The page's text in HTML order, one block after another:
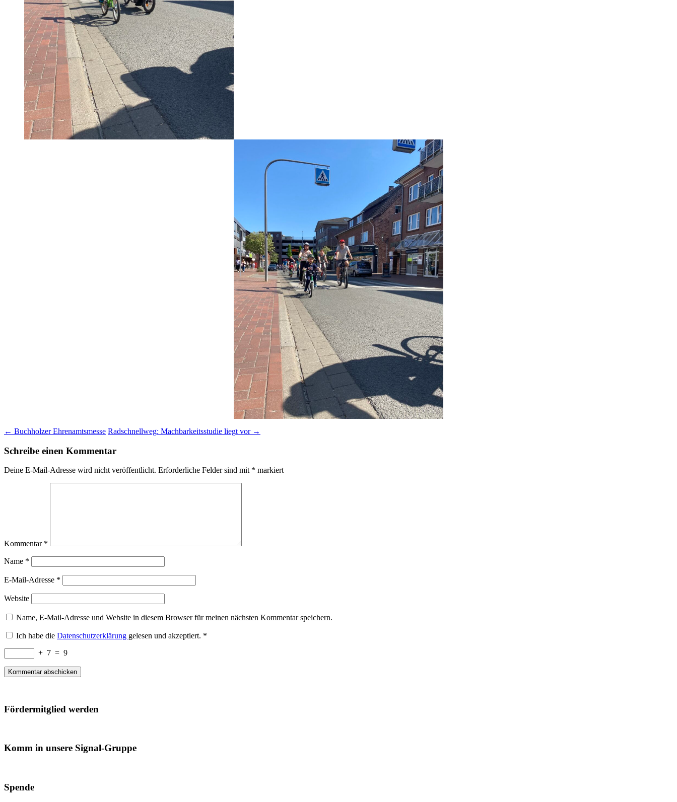
Beitragsnavigation
← Buchholzer Ehrenamtsmesse Radschnellweg: Machbarkeitsstudie liegt vor →
Schreibe einen Kommentar
Deine E-Mail-Adresse wird nicht veröffentlicht. Erforderliche Felder sind mit * markiert
Kommentar *
Name *
E-Mail-Adresse *
Website
Name, E-Mail-Adresse und Website in diesem Browser für meinen nächsten Kommentar speichern.
Ich habe die Datenschutzerklärung gelesen und akzeptiert. *
+ 7 = 9
Fördermitglied werden
Komm in unsere Signal-Gruppe
Spende